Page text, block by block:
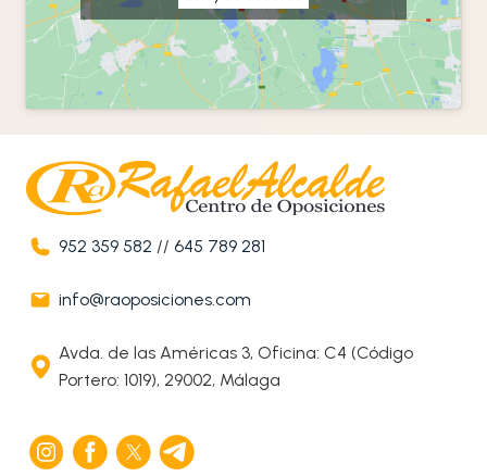
952 359 582 //645 789 281
info@raoposiciones.com
Avda. de las Américas 3, Oficina: C4 (Código
Portero: 1019), 29002, Málaga